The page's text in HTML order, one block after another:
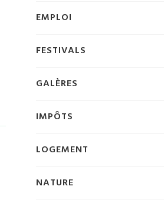
EMPLOI
FESTIVALS
GALÈRES
IMPÔTS
LOGEMENT
NATURE